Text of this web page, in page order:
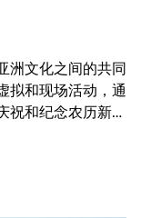
洲文化之间的共同
拟和现场活动，通
祝和纪念农历新年